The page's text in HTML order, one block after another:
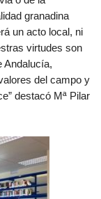
granadina
un acto local, ni
virtudes son
Andalucía,
del campo y
destacó Mª Pilar